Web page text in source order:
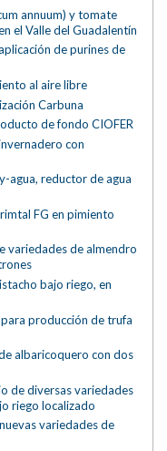
annuum) y tomate
el Valle del Guadalentín
de purines de
al aire libre
Carbuna
de fondo CIOFER
con
agua, reductor de agua
FG en pimiento
variedades de almendro
bajo riego, en
producción de trufa
albaricoquero con dos
de diversas variedades
riego localizado
variedades de